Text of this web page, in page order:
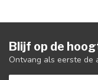
Blijf op de
Ontvang als eerste de